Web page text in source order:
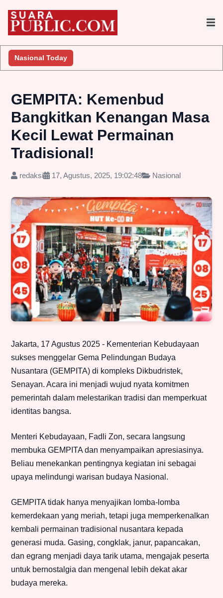
Nasional Today
Penyelidikan
GEMPITA: Kemenbud
Bangkitkan Kenangan Masa
Kecil Lewat Permainan
Tradisional!
redaksi 17, Agustus, 2025, 19:02:48 Nasional
Jakarta, 17 Agustus 2025 - Kementerian Kebudayaan
sukses menggelar Gema Pelindungan Budaya
Nusantara (GEMPITA) di kompleks Dikbudristek,
Senayan. Acara ini menjadi wujud nyata komitmen
pemerintah dalam melestarikan tradisi dan memperkuat
identitas bangsa.
Menteri Kebudayaan, Fadli Zon, secara langsung
membuka GEMPITA dan menyampaikan apresiasinya.
Beliau menekankan pentingnya kegiatan ini sebagai
upaya melindungi warisan budaya Nasional.
GEMPITA tidak hanya menyajikan lomba-lomba
kemerdekaan yang meriah, tetapi juga memperkenalkan
kembali permainan tradisional nusantara kepada
generasi muda. Gasing, congklak, janur, papancakan,
dan egrang menjadi daya tarik utama, mengajak peserta
untuk bernostalgia dan mengenal lebih dekat akar
budaya mereka.